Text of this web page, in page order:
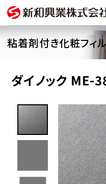
粘着剤付き化粧フィ
ダイノック ME-